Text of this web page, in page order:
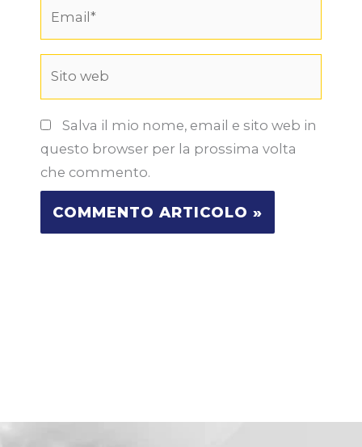
Salva il mio nome, email e sito web in
questo browser per la prossima volta
che commento.